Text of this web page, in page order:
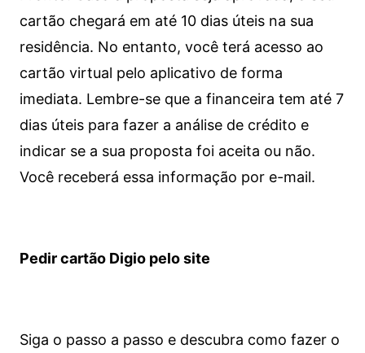
cartão chegará em até 10 dias úteis na sua
residência. No entanto, você terá acesso ao
cartão virtual pelo aplicativo de forma
imediata. Lembre-se que a financeira tem até 7
dias úteis para fazer a análise de crédito e
indicar se a sua proposta foi aceita ou não.
Você receberá essa informação por e-mail.
Pedir cartão Digio pelo site
Siga o passo a passo e descubra como fazer o